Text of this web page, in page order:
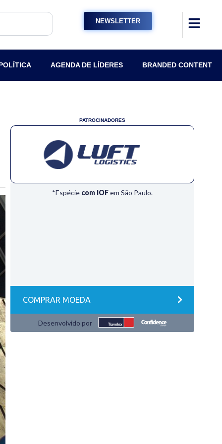
NEWSLETTER
AGENDA DE LÍDERES BRANDED CONTENT
PATROCINADORES